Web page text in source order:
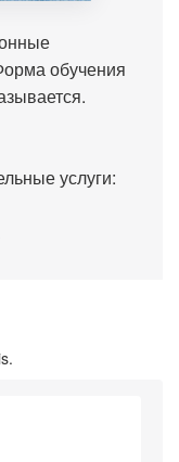
обучения
услуги: